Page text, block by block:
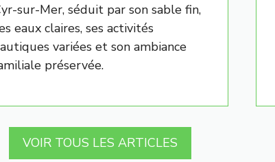
sur-Mer, séduit par son sable fin,
eaux claires, ses activités
variées et son ambiance
préservée.
VOIR TOUS LES ARTICLES